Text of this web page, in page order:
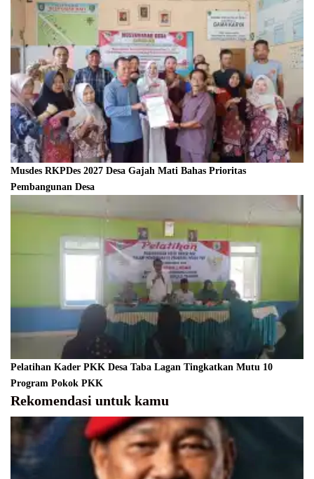
Musdes RKPDes 2027 Desa Gajah Mati Bahas Prioritas
Pembangunan Desa
Pelatihan Kader PKK Desa Taba Lagan Tingkatkan Mutu 10
Program Pokok PKK
Rekomendasi untuk kamu